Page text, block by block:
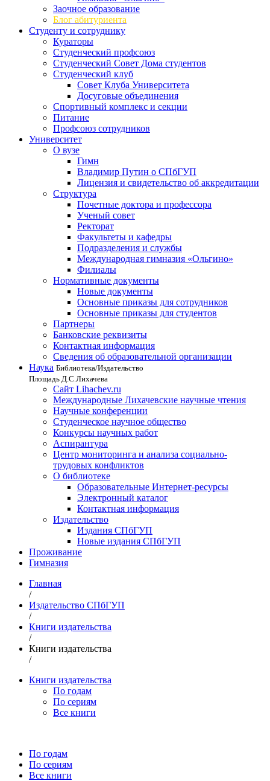
Заочное образование
Блог абитуриента
Студенту и сотруднику
Кураторы
Студенческий профсоюз
Студенческий Совет Дома студентов
Студенческий клуб
Совет Клуба Университета
Досуговые объединения
Спортивный комплекс и секции
Питание
Профсоюз сотрудников
Университет
О вузе
Гимн
Владимир Путин о СПбГУП
Лицензия и свидетельство об аккредитации
Структура
Почетные доктора и профессора
Ученый совет
Ректорат
Факультеты и кафедры
Подразделения и службы
Международная гимназия «Ольгино»
Филиалы
Нормативные документы
Новые документы
Основные приказы для сотрудников
Основные приказы для студентов
Партнеры
Банковские реквизиты
Контактная информация
Сведения об образовательной организации
Наука Библиотека/Издательство
Площадь Д.С.Лихачева
Сайт Lihachev.ru
Международные Лихачевские научные чтения
Научные конференции
Студенческое научное общество
Конкурсы научных работ
Аспирантура
Центр мониторинга и анализа социально-
трудовых конфликтов
О библиотеке
Образовательные Интернет-ресурсы
Электронный каталог
Контактная информация
Издательство
Издания СПбГУП
Новые издания СПбГУП
Проживание
Гимназия
Главная
/
Издательство СПбГУП
/
Книги издательства
/
Книги издательства
/
Книги издательства
По годам
По сериям
Все книги
По годам
По сериям
Все книги